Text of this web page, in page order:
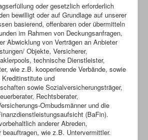
oder gesetzlich erforderlich
bewilligt oder auf Grundlage auf unserer
basierend, offenbaren oder übermitteln
im Rahmen von Deckungsanfragen,
Abwicklung von Verträgen an Anbieter
Objekte, Versicherer,
technische Dienstleister,
wie z.B. kooperierende Verbände, sowie
und
sowie Sozialversicherungsträger,
Rechtsberater,
Ombudsmänner und die
(BaFin).
anderer Abreden,
beauftragen, wie z.B. Untervermittler.